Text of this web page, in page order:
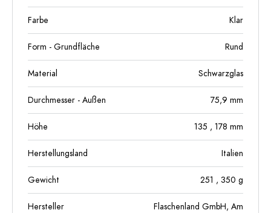
Farbe Klar
Form - Grundfläche Rund
Material Schwarzglas
Durchmesser - Außen 75,9 mm
Höhe 135 , 178 mm
Herstellungsland Italien
Gewicht 251 , 350 g
Hersteller
Flaschenland GmbH, Am